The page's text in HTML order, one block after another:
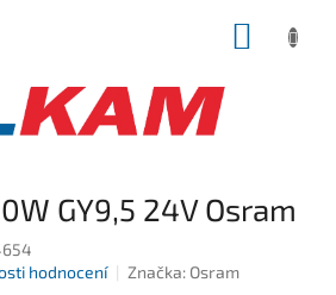
GY9,5 24V Osram
hodnocení Značka: Osram